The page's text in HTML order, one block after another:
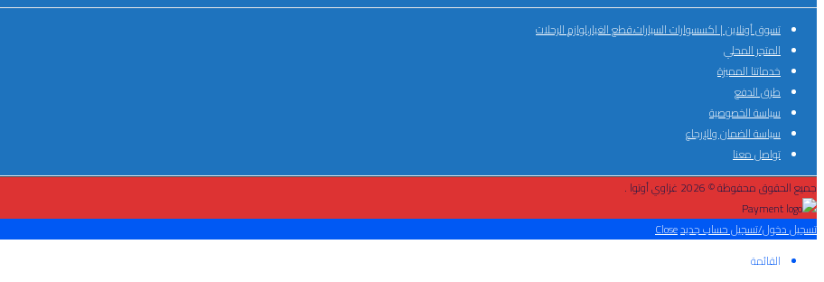
تسوق أونلاين | اكسسوارات السيارات،قطع الغيار،لوازم الرحلات
المتجر المحلي
خدماتنا المميزة
طرق الدفع
سياسة الخصوصية
سياسة الضمان والإرجاع
تواصل معنا
جميع الحقوق محفوظة © 2026 غزاوي أوتوا .
تسجيل دخول/تسجيل حساب جديدClose
القائمة